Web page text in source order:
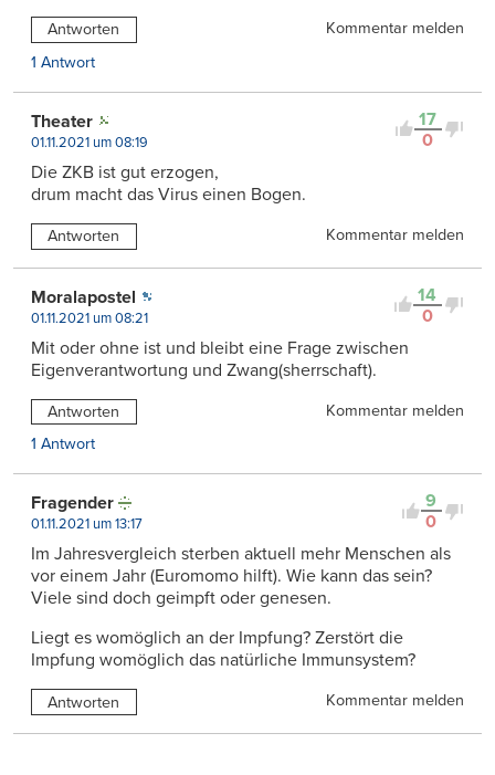
Antworten
Kommentar melden
1 Antwort
17
0
Theater
01.11.2021 um 08:19
Die ZKB ist gut erzogen,
drum macht das Virus einen Bogen.
Antworten Kommentar melden
14
0
Moralapostel
01.11.2021 um 08:21
Mit oder ohne ist und bleibt eine Frage zwischen
Eigenverantwortung und Zwang(sherrschaft).
Antworten
Kommentar melden
1 Antwort
9
0
Fragender
01.11.2021 um 13:17
Im Jahresvergleich sterben aktuell mehr Menschen als
vor einem Jahr (Euromomo hilft). Wie kann das sein?
Viele sind doch geimpft oder genesen.
Liegt es womöglich an der Impfung? Zerstört die
Impfung womöglich das natürliche Immunsystem?
Antworten Kommentar melden